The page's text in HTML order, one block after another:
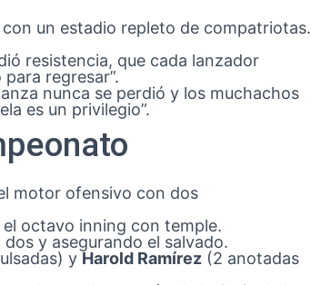
un estadio repleto de compatriotas.
resistencia, que cada lanzador
regresar”.
nunca se perdió y los muchachos
es un privilegio”.
motor ofensivo con dos
octavo inning con temple.
y asegurando el salvado.
y Harold Ramírez (2 anotadas